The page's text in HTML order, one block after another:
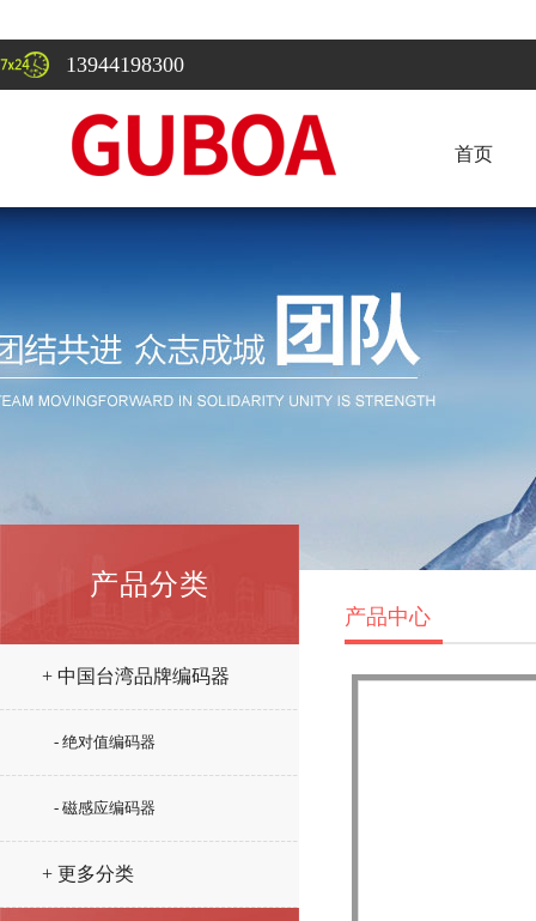
13944198300
首页
产品分类
+ 中国台湾品牌编码器
- 绝对值编码器
- 磁感应编码器
+ 更多分类
产品中心